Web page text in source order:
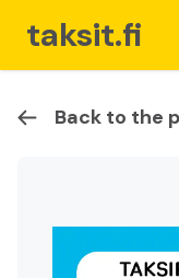
taksit.fi
For Taxi
Back to the